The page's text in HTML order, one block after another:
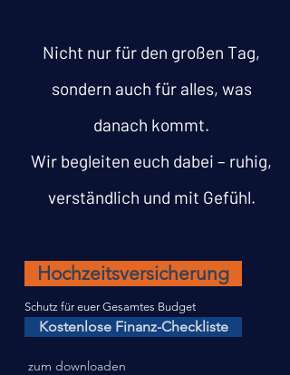
Nicht nur für den großen Tag,
sondern auch für alles, was
danach kommt.
Wir begleiten euch dabei – ruhig,
verständlich und mit Gefühl.
Hochzeitsversicherung
Schutz für euer Gesamtes Budget
Kostenlose Finanz-Checkliste
zum downloaden